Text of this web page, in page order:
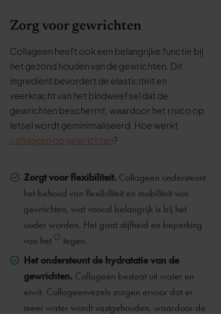
Zorg voor gewrichten
Collageen heeft ook een belangrijke functie bij
het gezond houden van de gewrichten. Dit
ingrediënt bevordert de elasticiteit en
veerkracht van het bindweefsel dat de
gewrichten beschermt, waardoor het risico op
letsel wordt geminimaliseerd. Hoe werkt
collageen op gewrichten?
Zorgt voor flexibiliteit. Collageen ondersteunt
het behoud van flexibiliteit en mobiliteit van
gewrichten, wat vooral belangrijk is bij het
ouder worden. Het gaat stijfheid en beperking
van het
tegen.
Het ondersteunt de hydratatie van de
gewrichten. Collageen bestaat uit water en
eiwit. Collageenvezels zorgen ervoor dat er
meer water wordt vastgehouden, waardoor de